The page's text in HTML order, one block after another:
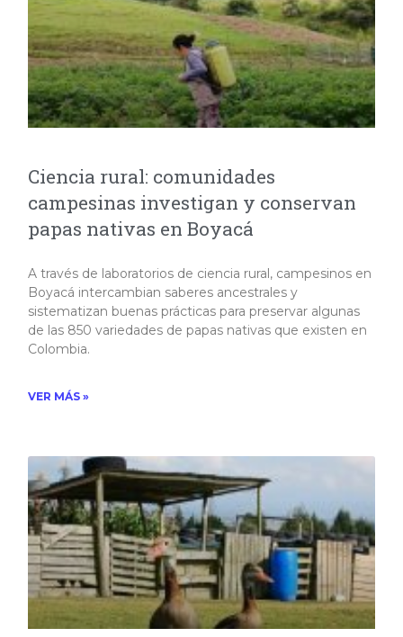
Ciencia rural: comunidades
campesinas investigan y conservan
papas nativas en Boyacá
A través de laboratorios de ciencia rural, campesinos en
Boyacá intercambian saberes ancestrales y
sistematizan buenas prácticas para preservar algunas
de las 850 variedades de papas nativas que existen en
Colombia.
VER MÁS »